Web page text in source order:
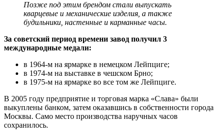
Позже под этим брендом стали выпускать
кварцевые и механические изделия, а также
будильники, настенные и карманные часы.
За советский период времени завод получил 3
международные медали:
в 1964-м на ярмарке в немецком Лейпциге;
в 1974-м на выставке в чешском Брно;
в 1975-м на ярмарке во все том же Лейпциге.
В 2005 году предприятие и торговая марка «Слава» были
выкуплены банком, затем оказавшись в собственности города
Москвы. Само место производства наручных часов
сохранилось.